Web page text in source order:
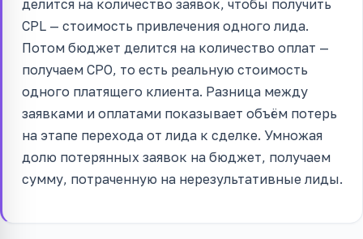
делится на количество заявок, чтобы получить
CPL — стоимость привлечения одного лида.
Потом бюджет делится на количество оплат —
получаем CPO, то есть реальную стоимость
одного платящего клиента. Разница между
заявками и оплатами показывает объём потерь
на этапе перехода от лида к сделке. Умножая
долю потерянных заявок на бюджет, получаем
сумму, потраченную на нерезультативные лиды.